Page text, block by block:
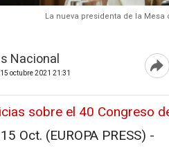
La nueva presidenta de la Mesa
Nacional
octubre 2021 21:31
sobre el 40 Congreso
Oct. (EUROPA PRESS) -